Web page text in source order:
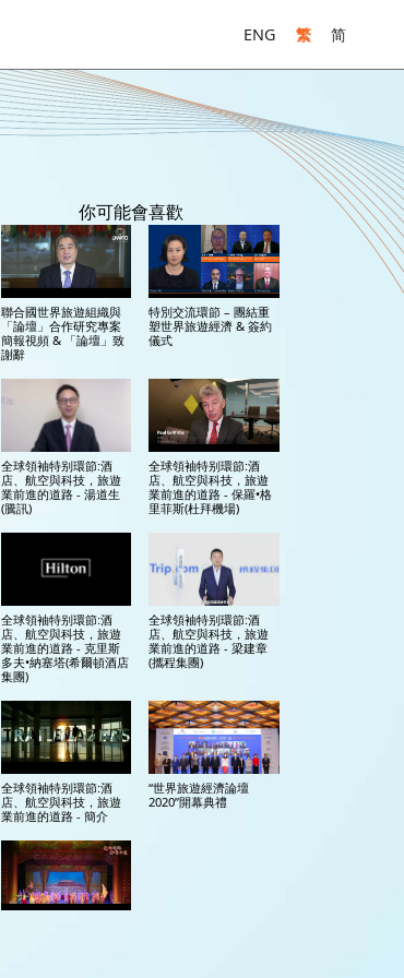
ENG 繁 简
你可能會喜歡
聯合國世界旅遊組織與
「論壇」合作研究專案
簡報視頻 & 「論壇」致
謝辭
特別交流環節 – 團結重
塑世界旅遊經濟 & 簽約
儀式
全球領袖特别環節:酒
店、航空與科技，旅遊
業前進的道路 - 湯道生
(騰訊)
全球領袖特别環節:酒
店、航空與科技，旅遊
業前進的道路 - 保羅•格
里菲斯(杜拜機場)
全球領袖特别環節:酒
店、航空與科技，旅遊
業前進的道路 - 克里斯
多夫•納塞塔(希爾頓酒店
集團)
全球領袖特别環節:酒
店、航空與科技，旅遊
業前進的道路 - 梁建章
(攜程集團)
全球領袖特别環節:酒
店、航空與科技，旅遊
業前進的道路 - 簡介
“世界旅遊經濟論壇
2020”開幕典禮